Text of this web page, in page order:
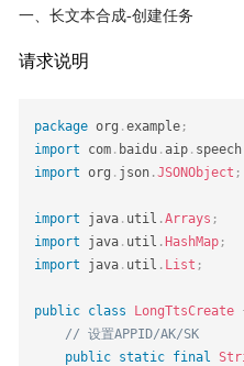
一、长文本合成-创建任务
请求说明
package org . example;
import
com. baidu. aip. speech
import org . json.JSONObject ;
import java. util .Arrays ;
import
java. util .HashMap;
import
java. util . List ;
public class LongTtsCreate
// 设置APPID/AK/SK
public
static final